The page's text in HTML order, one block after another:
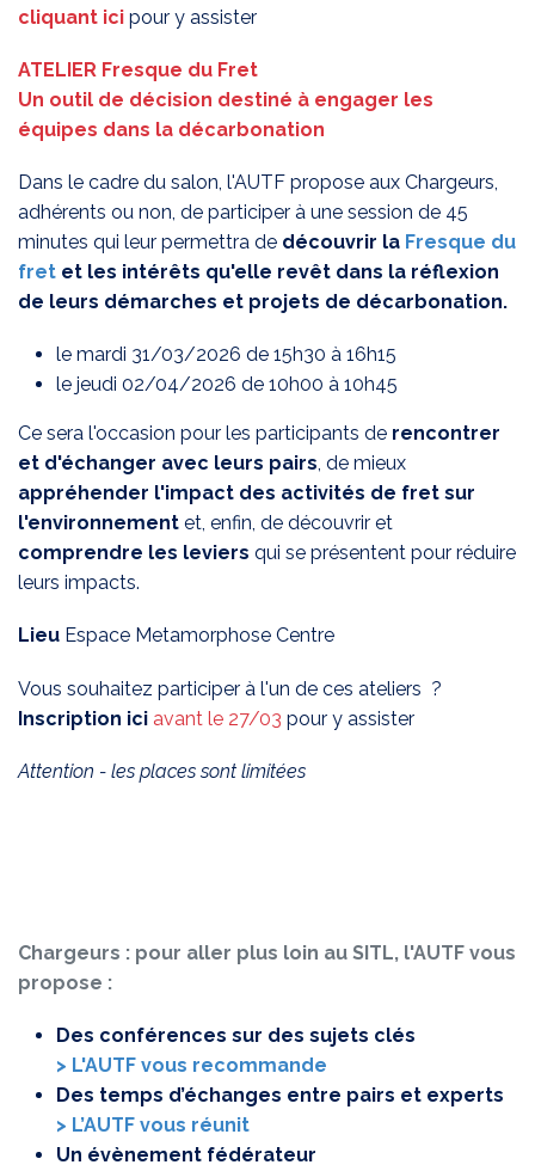
cliquant ici pour y assister
ATELIER Fresque du Fret
Un outil de décision destiné à engager les
équipes dans la décarbonation
Dans le cadre du salon, l'AUTF propose aux Chargeurs,
adhérents ou non, de participer à une session de 45
minutes qui leur permettra de découvrir la Fresque du
fret et les intérêts qu'elle revêt dans la réflexion
de leurs démarches et projets de décarbonation.
le mardi 31/03/2026 de 15h30 à 16h15
le jeudi 02/04/2026 de 10h00 à 10h45
Ce sera l'occasion pour les participants de rencontrer
et d'échanger avec leurs pairs, de mieux
appréhender l'impact des activités de fret sur
l'environnement et, enfin, de découvrir et
comprendre les leviers qui se présentent pour réduire
leurs impacts.
Lieu Espace Metamorphose Centre
Vous souhaitez participer à l'un de ces ateliers ?
Inscription ici avant le 27/03 pour y assister
Attention - les places sont limitées
Chargeurs : pour aller plus loin au SITL, l'AUTF vous
propose :
Des conférences sur des sujets clés
> L'AUTF vous recommande
Des temps d’échanges entre pairs et experts
> L’AUTF vous réunit
Un évènement fédérateur